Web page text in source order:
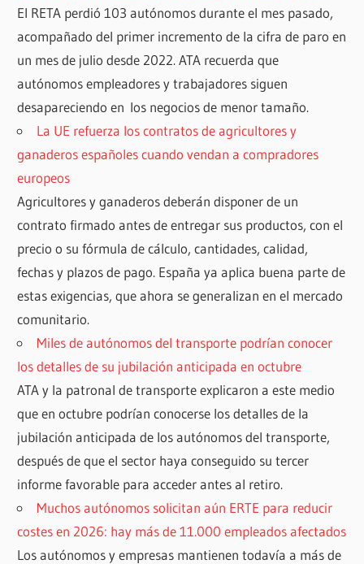
El RETA perdió 103 autónomos durante el mes pasado,
acompañado del primer incremento de la cifra de paro en
un mes de julio desde 2022. ATA recuerda que
autónomos empleadores y trabajadores siguen
desapareciendo en los negocios de menor tamaño.
La UE refuerza los contratos de agricultores y
ganaderos españoles cuando vendan a compradores
europeos
Agricultores y ganaderos deberán disponer de un
contrato firmado antes de entregar sus productos, con el
precio o su fórmula de cálculo, cantidades, calidad,
fechas y plazos de pago. España ya aplica buena parte de
estas exigencias, que ahora se generalizan en el mercado
comunitario.
Miles de autónomos del transporte podrían conocer
los detalles de su jubilación anticipada en octubre
ATA y la patronal de transporte explicaron a este medio
que en octubre podrían conocerse los detalles de la
jubilación anticipada de los autónomos del transporte,
después de que el sector haya conseguido su tercer
informe favorable para acceder antes al retiro.
Muchos autónomos solicitan aún ERTE para reducir
costes en 2026: hay más de 11.000 empleados afectados
Los autónomos y empresas mantienen todavía a más de